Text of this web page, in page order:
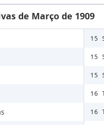
de Março de 1909
15
15
15
16
16